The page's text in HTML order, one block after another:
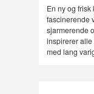
En ny og frisk
fascinerende
sjarmerende
inspirerer alle
med lang